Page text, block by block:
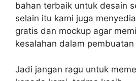
bahan terbaik untuk desain
selain itu kami juga
gratis dan mockup agar
kesalahan dalam
Jadi jangan ragu untuk